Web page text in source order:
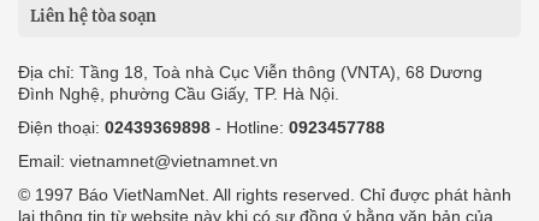
Liên hệ tòa soạn
Địa chỉ: Tầng 18, Toà nhà Cục Viễn thông (VNTA), 68 Dương
Đình Nghệ, phường Cầu Giấy, TP. Hà Nội.
Điện thoại: 02439369898 - Hotline: 0923457788
Email: vietnamnet@vietnamnet.vn
© 1997 Báo VietNamNet. All rights reserved. Chỉ được phát hành
lại thông tin từ website này khi có sự đồng ý bằng văn bản của